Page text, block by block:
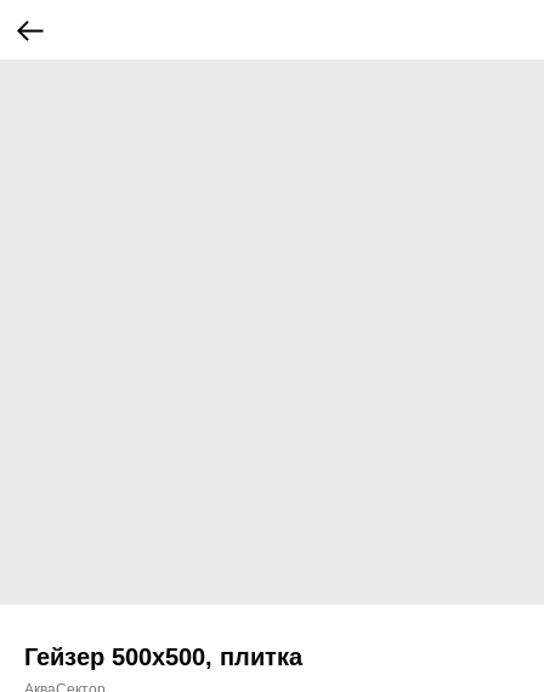
Гейзер 500х500, плитка